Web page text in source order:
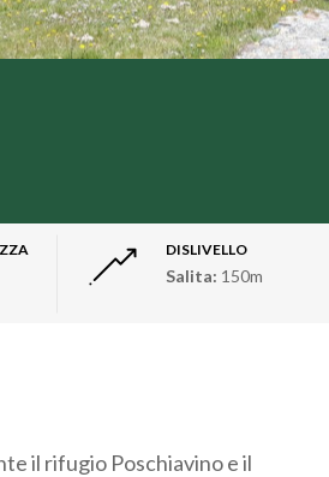
DISLIVELLO
Salita: 150m
il rifugio Poschiavino e il